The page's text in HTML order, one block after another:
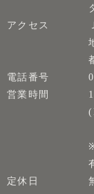
アクセス
電話番号
営業時間
定休日